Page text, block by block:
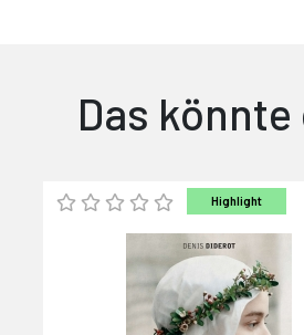
Das
Highlight